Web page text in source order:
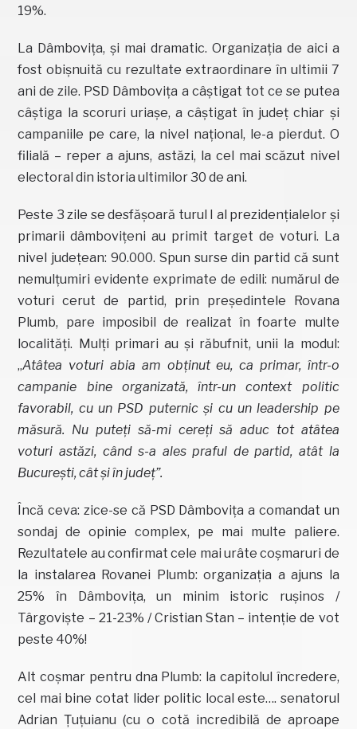
19%.
La Dâmbovița, și mai dramatic. Organizația de aici a
fost obișnuită cu rezultate extraordinare în ultimii 7
ani de zile. PSD Dâmbovița a câștigat tot ce se putea
câștiga la scoruri uriașe, a câștigat în județ chiar și
campaniile pe care, la nivel național, le-a pierdut. O
filială – reper a ajuns, astăzi, la cel mai scăzut nivel
electoral din istoria ultimilor 30 de ani.
Peste 3 zile se desfășoară turul I al prezidențialelor și
primarii dâmbovițeni au primit target de voturi. La
nivel județean: 90.000. Spun surse din partid că sunt
nemulțumiri evidente exprimate de edili: numărul de
voturi cerut de partid, prin președintele Rovana
Plumb, pare imposibil de realizat în foarte multe
localități. Mulți primari au și răbufnit, unii la modul:
„Atâtea voturi abia am obținut eu, ca primar, într-o
campanie bine organizată, într-un context politic
favorabil, cu un PSD puternic și cu un leadership pe
măsură. Nu puteți să-mi cereți să aduc tot atâtea
voturi astăzi, când s-a ales praful de partid, atât la
București, cât și în județ”.
Încă ceva: zice-se că PSD Dâmbovița a comandat un
sondaj de opinie complex, pe mai multe paliere.
Rezultatele au confirmat cele mai urâte coșmaruri de
la instalarea Rovanei Plumb: organizația a ajuns la
25% în Dâmbovița, un minim istoric rușinos /
Târgoviște – 21-23% / Cristian Stan – intenție de vot
peste 40%!
Alt coșmar pentru dna Plumb: la capitolul încredere,
cel mai bine cotat lider politic local este…. senatorul
Adrian Țuțuianu (cu o cotă incredibilă de aproape